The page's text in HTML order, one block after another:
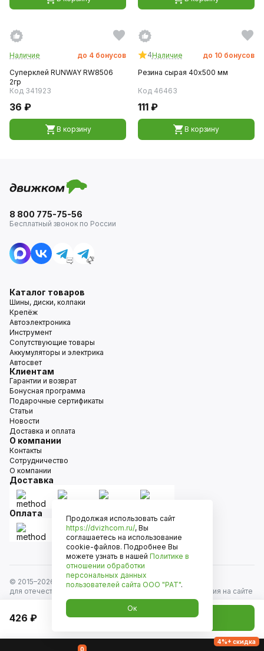
Наличие до 4 бонусов
Суперклей RUNWAY RW8506
2гр
Код 341923
36 ₽
В корзину
4Наличие до 10 бонусов
Резина сырая 40х500 мм
Код 46463
111 ₽
В корзину
426 ₽ Добавить в корзину
8 800 775-75-56
Бесплатный звонок по России
Каталог товаров
Шины, диски, колпаки
Крепёж
Автоэлектроника
Инструмент
Сопутствующие товары
Аккумуляторы и электрика
Автосвет
Клиентам
Гарантии и возврат
Бонусная программа
Подарочные сертификаты
Статьи
Новости
Доставка и оплата
О компании
Контакты
Сотрудничество
О компании
Доставка
Оплата
© 2015–2026
Движком — сеть магазинов автозапчастей
для отечественных автомобилей и иномарок. Информация на сайте
носит исключительно информационный характер и не является
публичной офертой, определяемой положениями
ст. 437 Гражданского кодекса РФ. Все права защищены.
0
4%+ скидка
Продолжая использовать сайт
https://dvizhcom.ru/, Вы
соглашаетесь на использование
cookie-файлов. Подробнее Вы
можете узнать в нашей Политике в
отношении обработки
персональных данных
пользователей сайта ООО "РАТ".
Ок